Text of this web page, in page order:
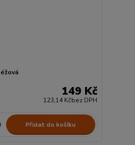
149 Kč
123,14 Kčbez DPH
Přidat do košíku